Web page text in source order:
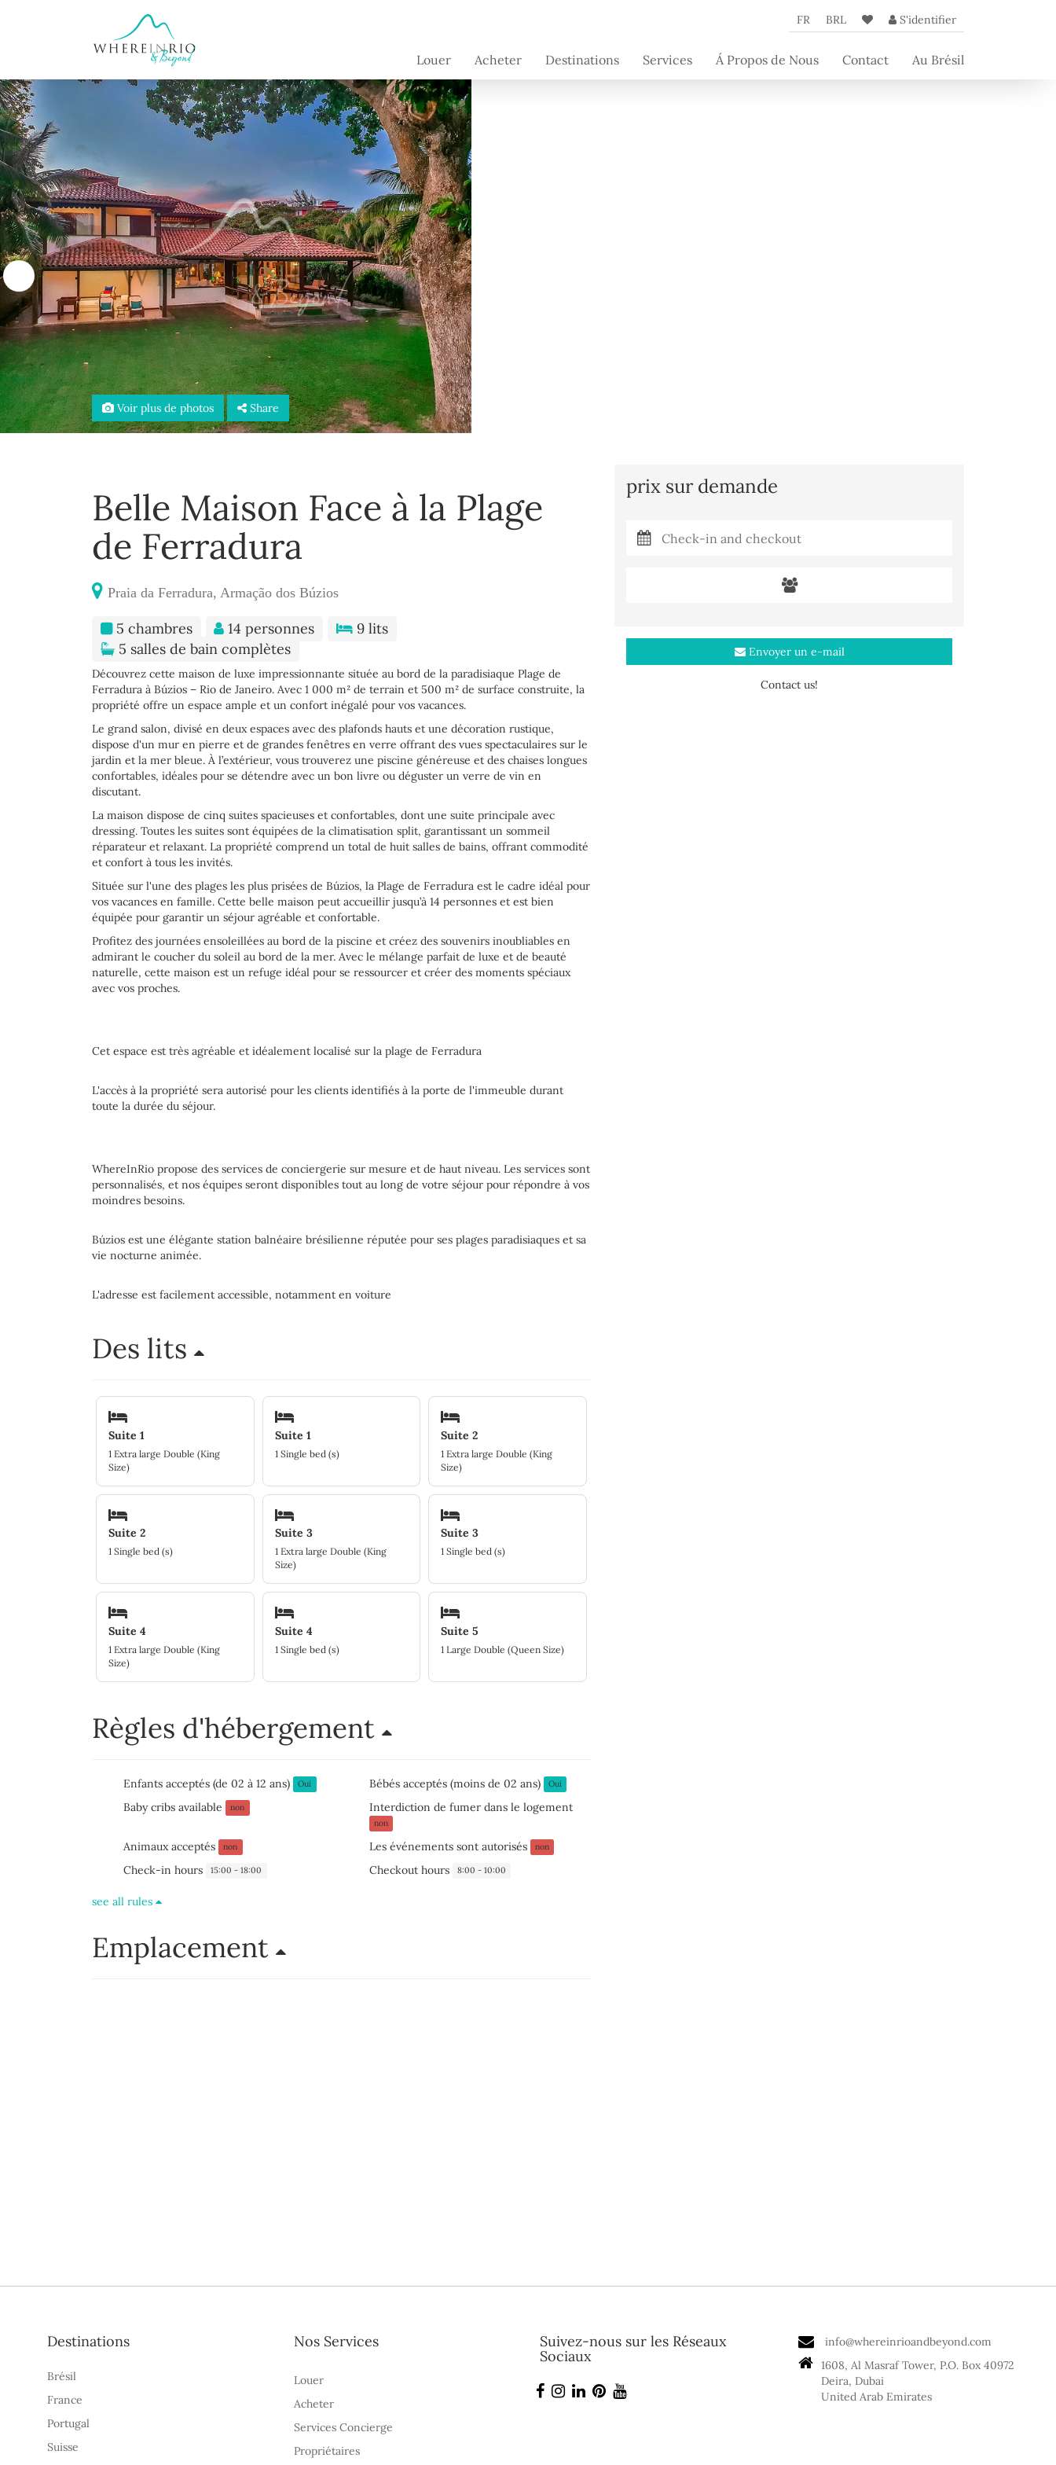
FR BRL S'identifier
Louer Acheter
Brésil
venir
France - à
venir
Floride - à
venir
Destinations Services Á Propos de Nous Contact Au Brésil
Voir plus de photos Share
Belle Maison Face à la Plage
de Ferradura
Praia da Ferradura, Armação dos Búzios
5 chambres 14 personnes
9 lits
5 salles de bain complètes
Découvrez cette maison de luxe impressionnante située au bord de la paradisiaque Plage de
Ferradura à Búzios – Rio de Janeiro. Avec 1 000 m² de terrain et 500 m² de surface construite, la
propriété offre un espace ample et un confort inégalé pour vos vacances.
Le grand salon, divisé en deux espaces avec des plafonds hauts et une décoration rustique,
dispose d'un mur en pierre et de grandes fenêtres en verre offrant des vues spectaculaires sur le
jardin et la mer bleue. À l’extérieur, vous trouverez une piscine généreuse et des chaises longues
confortables, idéales pour se détendre avec un bon livre ou déguster un verre de vin en
discutant.
La maison dispose de cinq suites spacieuses et confortables, dont une suite principale avec
dressing. Toutes les suites sont équipées de la climatisation split, garantissant un sommeil
réparateur et relaxant. La propriété comprend un total de huit salles de bains, offrant commodité
et confort à tous les invités.
Située sur l'une des plages les plus prisées de Búzios, la Plage de Ferradura est le cadre idéal pour
vos vacances en famille. Cette belle maison peut accueillir jusqu’à 14 personnes et est bien
équipée pour garantir un séjour agréable et confortable.
Profitez des journées ensoleillées au bord de la piscine et créez des souvenirs inoubliables en
admirant le coucher du soleil au bord de la mer. Avec le mélange parfait de luxe et de beauté
naturelle, cette maison est un refuge idéal pour se ressourcer et créer des moments spéciaux
avec vos proches.
Cet espace est très agréable et idéalement localisé sur la plage de Ferradura
L'accès à la propriété sera autorisé pour les clients identifiés à la porte de l'immeuble durant
toute la durée du séjour.
WhereInRio propose des services de conciergerie sur mesure et de haut niveau. Les services sont
personnalisés, et nos équipes seront disponibles tout au long de votre séjour pour répondre à vos
moindres besoins.
Búzios est une élégante station balnéaire brésilienne réputée pour ses plages paradisiaques et sa
vie nocturne animée.
L'adresse est facilement accessible, notamment en voiture
Des lits
Suite 1
1 Extra large Double (King
Size)
Suite 1
1 Single bed (s)
Suite 2
1 Extra large Double (King
Size)
Suite 2
1 Single bed (s)
Suite 3
1 Extra large Double (King
Size)
Suite 3
1 Single bed (s)
Suite 4
1 Extra large Double (King
Size)
Suite 4
1 Single bed (s)
Suite 5
1 Large Double (Queen Size)
Règles d'hébergement
Enfants acceptés (de 02 à 12 ans) Oui Bébés acceptés (moins de 02 ans) Oui
Baby cribs available non Interdiction de fumer dans le logement
non
Animaux acceptés non Les événements sont autorisés non
Check-in hours 15:00 - 18:00 Checkout hours 8:00 - 10:00
see all rules
Emplacement
prix sur demande
Envoyer un e-mail
Contact us!
Destinations
Brésil
France
Portugal
Suisse
Nos Services
Louer
Acheter
Services Concierge
Propriétaires
Suivez-nous sur les Réseaux
Sociaux
info@whereinrioandbeyond.com
1608, Al Masraf Tower, P.O. Box 40972
Deira, Dubai
United Arab Emirates